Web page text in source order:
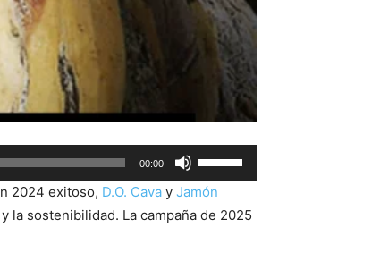
00:00
Use
Up/Down
Arrow
keys
2024 exitoso, D.O. Cava y Jamón
la sostenibilidad. La campaña de 2025